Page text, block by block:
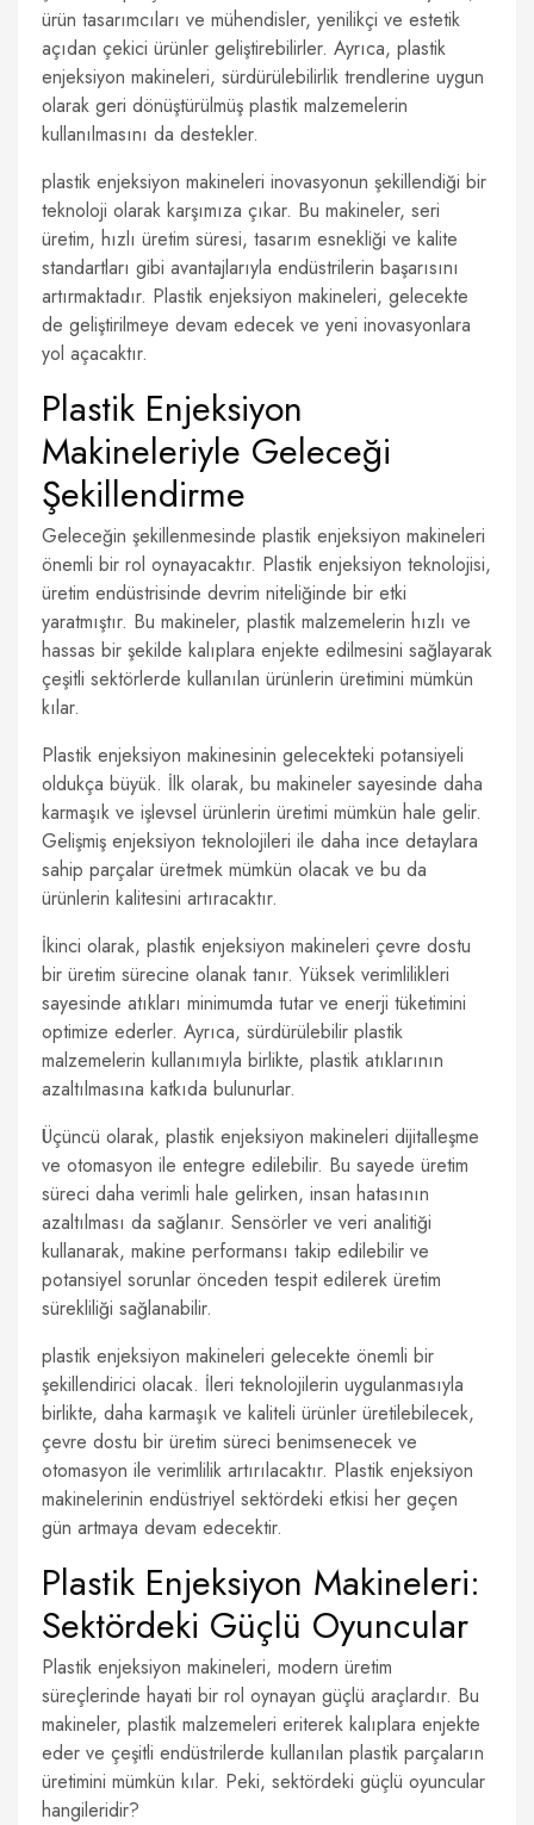
ürün tasarımcıları ve mühendisler, yenilikçi ve estetik
açıdan çekici ürünler geliştirebilirler. Ayrıca, plastik
enjeksiyon makineleri, sürdürülebilirlik trendlerine uygun
olarak geri dönüştürülmüş plastik malzemelerin
kullanılmasını da destekler.
plastik enjeksiyon makineleri inovasyonun şekillendiği bir
teknoloji olarak karşımıza çıkar. Bu makineler, seri
üretim, hızlı üretim süresi, tasarım esnekliği ve kalite
standartları gibi avantajlarıyla endüstrilerin başarısını
artırmaktadır. Plastik enjeksiyon makineleri, gelecekte
de geliştirilmeye devam edecek ve yeni inovasyonlara
yol açacaktır.
Plastik Enjeksiyon
Makineleriyle Geleceği
Şekillendirme
Geleceğin şekillenmesinde plastik enjeksiyon makineleri
önemli bir rol oynayacaktır. Plastik enjeksiyon teknolojisi,
üretim endüstrisinde devrim niteliğinde bir etki
yaratmıştır. Bu makineler, plastik malzemelerin hızlı ve
hassas bir şekilde kalıplara enjekte edilmesini sağlayarak
çeşitli sektörlerde kullanılan ürünlerin üretimini mümkün
kılar.
Plastik enjeksiyon makinesinin gelecekteki potansiyeli
oldukça büyük. İlk olarak, bu makineler sayesinde daha
karmaşık ve işlevsel ürünlerin üretimi mümkün hale gelir.
Gelişmiş enjeksiyon teknolojileri ile daha ince detaylara
sahip parçalar üretmek mümkün olacak ve bu da
ürünlerin kalitesini artıracaktır.
İkinci olarak, plastik enjeksiyon makineleri çevre dostu
bir üretim sürecine olanak tanır. Yüksek verimlilikleri
sayesinde atıkları minimumda tutar ve enerji tüketimini
optimize ederler. Ayrıca, sürdürülebilir plastik
malzemelerin kullanımıyla birlikte, plastik atıklarının
azaltılmasına katkıda bulunurlar.
Üçüncü olarak, plastik enjeksiyon makineleri dijitalleşme
ve otomasyon ile entegre edilebilir. Bu sayede üretim
süreci daha verimli hale gelirken, insan hatasının
azaltılması da sağlanır. Sensörler ve veri analitiği
kullanarak, makine performansı takip edilebilir ve
potansiyel sorunlar önceden tespit edilerek üretim
sürekliliği sağlanabilir.
plastik enjeksiyon makineleri gelecekte önemli bir
şekillendirici olacak. İleri teknolojilerin uygulanmasıyla
birlikte, daha karmaşık ve kaliteli ürünler üretilebilecek,
çevre dostu bir üretim süreci benimsenecek ve
otomasyon ile verimlilik artırılacaktır. Plastik enjeksiyon
makinelerinin endüstriyel sektördeki etkisi her geçen
gün artmaya devam edecektir.
Plastik Enjeksiyon Makineleri:
Sektördeki Güçlü Oyuncular
Plastik enjeksiyon makineleri, modern üretim
süreçlerinde hayati bir rol oynayan güçlü araçlardır. Bu
makineler, plastik malzemeleri eriterek kalıplara enjekte
eder ve çeşitli endüstrilerde kullanılan plastik parçaların
üretimini mümkün kılar. Peki, sektördeki güçlü oyuncular
hangileridir?